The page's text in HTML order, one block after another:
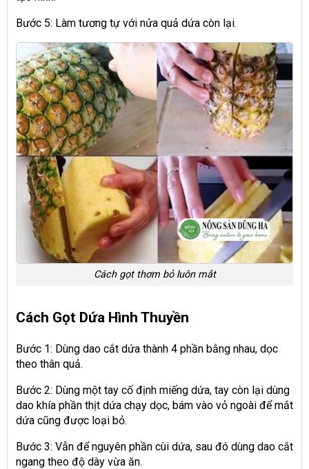
Bước 5: Làm tương tự với nửa quả dứa còn lại.
Cách gọt thơm bỏ luôn mắt
Cách Gọt Dứa Hình Thuyền
Bước 1: Dùng dao cắt dứa thành 4 phần bằng nhau, dọc
theo thân quả.
Bước 2: Dùng một tay cố định miếng dứa, tay còn lại dùng
dao khía phần thịt dứa chạy dọc, bám vào vỏ ngoài để mắt
dứa cũng được loại bỏ.
Bước 3: Vẫn để nguyên phần cùi dứa, sau đó dùng dao cắt
ngang theo độ dày vừa ăn.